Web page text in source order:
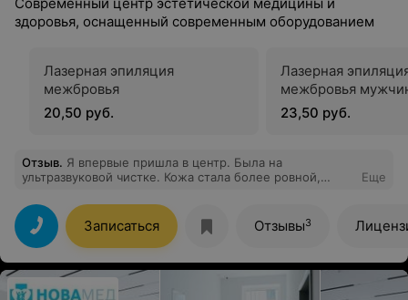
здоровья, оснащенный современным оборудованием
Лазерная эпиляция
межбровья
20,50 руб.
Лазерная
межбровья
23,50 руб.
Отзыв. Я впервые пришла в центр. Была на
ультразвуковой чистке. Кожа стала более ровной,
специалисту!
Еще
Записаться Отзывы3